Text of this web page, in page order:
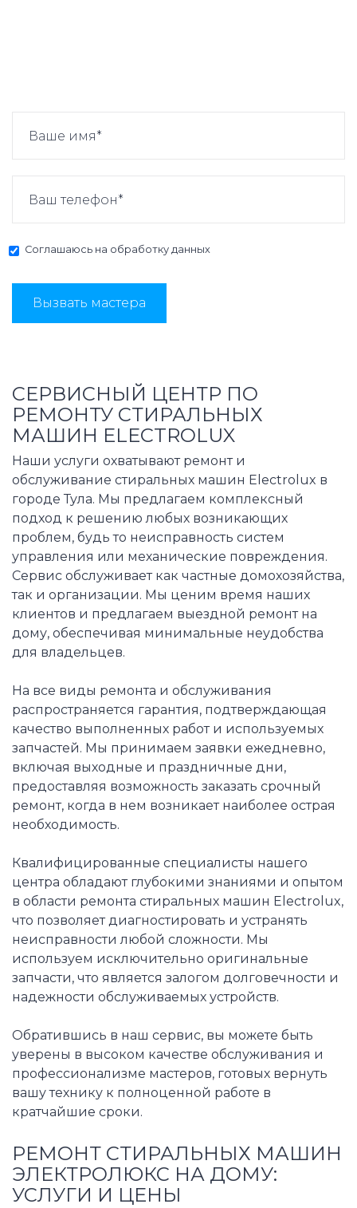
Соглашаюсь на обработку данных
Вызвать мастера
СЕРВИСНЫЙ ЦЕНТР ПО
РЕМОНТУ СТИРАЛЬНЫХ
МАШИН ELECTROLUX
Наши услуги охватывают ремонт и
обслуживание стиральных машин Electrolux в
городе Тула. Мы предлагаем комплексный
подход к решению любых возникающих
проблем, будь то неисправность систем
управления или механические повреждения.
Сервис обслуживает как частные домохозяйства,
так и организации. Мы ценим время наших
клиентов и предлагаем выездной ремонт на
дому, обеспечивая минимальные неудобства
для владельцев.
На все виды ремонта и обслуживания
распространяется гарантия, подтверждающая
качество выполненных работ и используемых
запчастей. Мы принимаем заявки ежедневно,
включая выходные и праздничные дни,
предоставляя возможность заказать срочный
ремонт, когда в нем возникает наиболее острая
необходимость.
Квалифицированные специалисты нашего
центра обладают глубокими знаниями и опытом
в области ремонта стиральных машин Electrolux,
что позволяет диагностировать и устранять
неисправности любой сложности. Мы
используем исключительно оригинальные
запчасти, что является залогом долговечности и
надежности обслуживаемых устройств.
Обратившись в наш сервис, вы можете быть
уверены в высоком качестве обслуживания и
профессионализме мастеров, готовых вернуть
вашу технику к полноценной работе в
кратчайшие сроки.
РЕМОНТ СТИРАЛЬНЫХ МАШИН
ЭЛЕКТРОЛЮКС НА ДОМУ:
УСЛУГИ И ЦЕНЫ